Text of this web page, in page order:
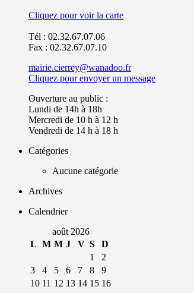
Cliquez pour voir la carte
Tél : 02.32.67.07.06
Fax : 02.32.67.07.10
mairie.cierrey@wanadoo.fr
Cliquez pour envoyer un message
Ouverture au public :
Lundi de 14h à 18h
Mercredi de 10 h à 12 h
Vendredi de 14 h à 18 h
Catégories
Aucune catégorie
Archives
Calendrier
août 2026
L M M J V S
D
1
2
3
4 5 6 7 8
9
10 11 12 13 14 15 16